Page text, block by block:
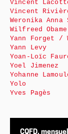
Vincent
Vincent
Weronika Anna
Wilfreed
Yann Forget /
Yann Levy
Yoan-Loïc
Yoel Jimenez
Yohanne
Yolo
Yves Pagès
CQFD,